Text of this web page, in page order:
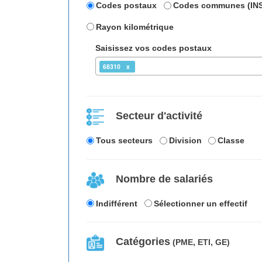
Codes postaux Codes communes
Rayon kilométrique
Saisissez vos codes postaux
68310
Secteur d'activité
Tous secteurs Division Classe
Nombre de salariés
Indifférent Sélectionner un effectif
Catégories (PME, ETI, GE)